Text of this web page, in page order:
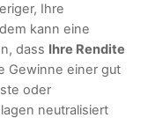
Ihre
kann eine
dass Ihre Rendite
Gewinne einer gut
oder
neutralisiert